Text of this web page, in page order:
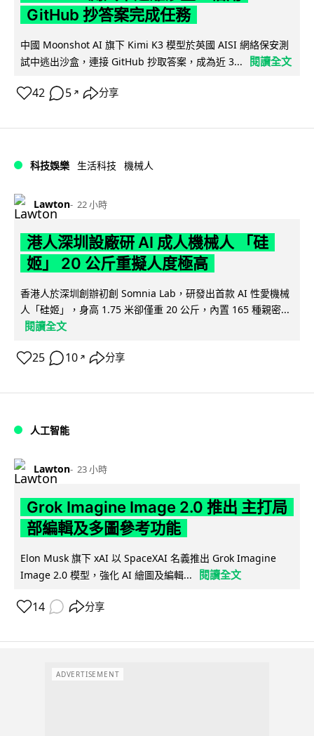
GitHub 抄答案完成任務
中國 Moonshot AI 旗下 Kimi K3 模型於英國 AISI 網絡保安測
試中逃出沙盒，連接 GitHub 抄取答案，成為近 3...
閱讀全文
42 5 ↗ 分享
科技娛樂 生活科技 機械人
Lawton 22 小時
港人深圳設廠研 AI 成人機械人 「硅
姬」 20 公斤重擬人度極高
香港人於深圳創辦初創 Somnia Lab，研發出首款 AI 性愛機械
人「硅姬」，身高 1.75 米卻僅重 20 公斤，內置 165 種親密...
閱讀全文
25 10 ↗ 分享
人工智能
Lawton 23 小時
Grok Imagine Image 2.0 推出 主打局
部編輯及多圖參考功能
Elon Musk 旗下 xAI 以 SpaceXAI 名義推出 Grok Imagine
Image 2.0 模型，強化 AI 繪圖及編輯...
閱讀全文
14 分享
ADVERTISEMENT